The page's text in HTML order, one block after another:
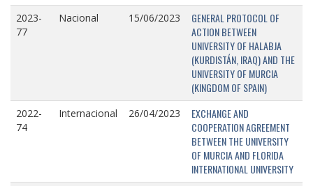
2023-
77
Nacional 15/06/2023
GENERAL PROTOCOL OF
ACTION BETWEEN
UNIVERSITY OF HALABJA
(KURDISTÁN, IRAQ) AND THE
UNIVERSITY OF MURCIA
(KINGDOM OF SPAIN)
2022-
74
Internacional 26/04/2023
EXCHANGE AND
COOPERATION AGREEMENT
BETWEEN THE UNIVERSITY
OF MURCIA AND FLORIDA
INTERNATIONAL UNIVERSITY